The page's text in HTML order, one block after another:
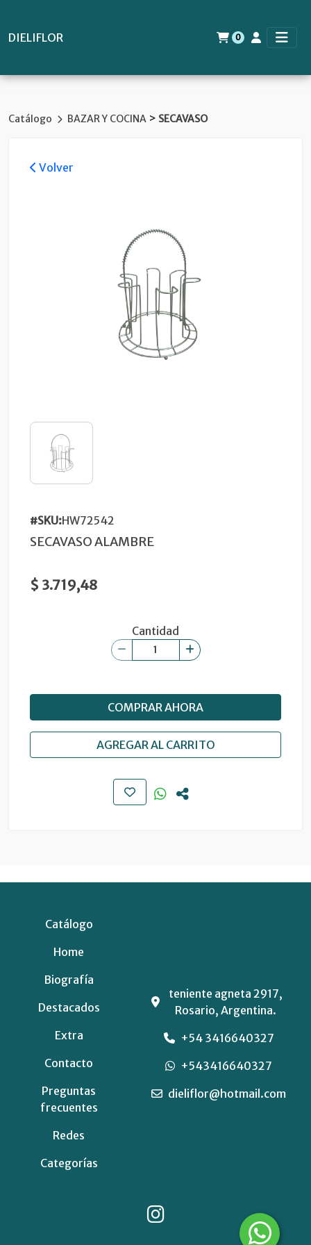
DIELIFLOR 0
Catálogo BAZAR Y COCINA > SECAVASO
Volver
#SKU:HW72542
SECAVASO ALAMBRE
$ 3.719,48
Cantidad
COMPRAR AHORA
AGREGAR AL CARRITO
Catálogo
Home
Biografía
Destacados
Extra
Contacto
Preguntas
frecuentes
Redes
Categorías
teniente agneta 2917,
Rosario, Argentina.
+54 3416640327
+543416640327
dieliflor@hotmail.com